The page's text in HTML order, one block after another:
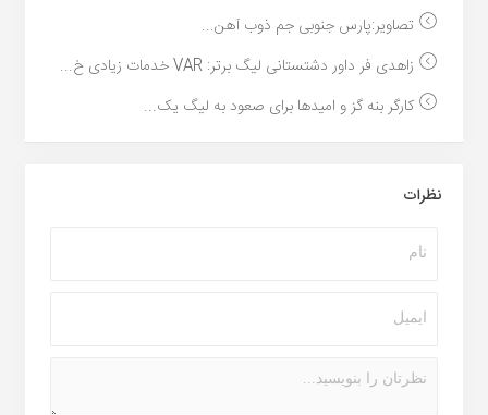
تصاویر:پارس جنوبی جم ذوب آهن...
زاهدی فر داور دشتستانی لیگ برتر: VAR خدمات زیادی خ...
کارگر بنه گز و امیدها برای صعود به لیگ یک...
نظرات